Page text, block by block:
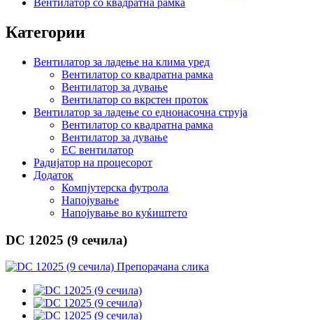
Вентилатор со квадратна рамка
Категории
Вентилатор за ладење на клима уред
Вентилатор со квадратна рамка
Вентилатор за дување
Вентилатор со вкрстен проток
Вентилатор за ладење со еднонасочна струја
Вентилатор со квадратна рамка
Вентилатор за дување
EC вентилатор
Радијатор на процесорот
Додаток
Компјутерска футрола
Напојување
Напојување во куќиштето
DC 12025 (9 сечила)